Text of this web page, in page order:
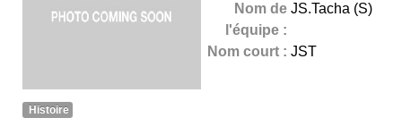
Nom de
l'équipe :
JS.Tacha (S)
Nom court : JST
Histoire